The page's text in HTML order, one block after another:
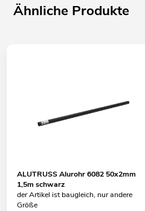
Ähnliche Produkte
ALUTRUSS Alurohr 6082 50x2mm
1,5m schwarz
der Artikel ist baugleich, nur andere
Größe